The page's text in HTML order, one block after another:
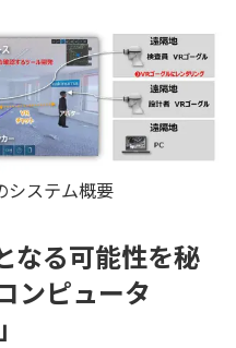
システム概要
なる可能性を秘
ンピュータ